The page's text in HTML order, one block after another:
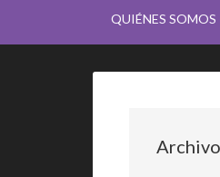
QUIÉNES SOMOS